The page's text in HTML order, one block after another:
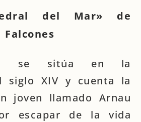
del Mar» de
se sitúa en la
siglo XIV y cuenta la
joven llamado Arnau
escapar de la vida